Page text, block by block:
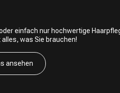
einfach nur hochwertige
was Sie brauchen!
ansehen